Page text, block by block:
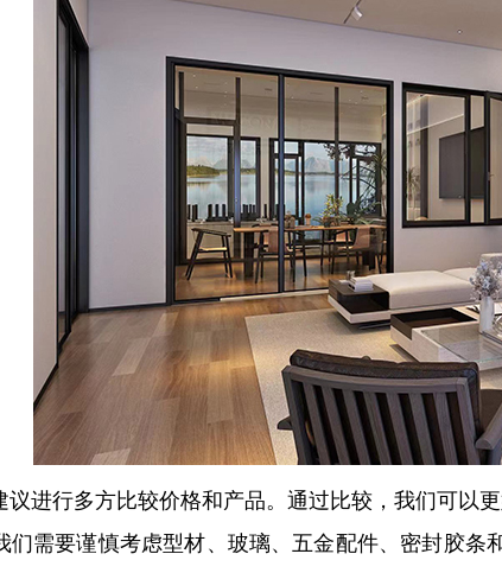
进行多方比较价格和产品。通过比较，我们可以
们需要谨慎考虑型材、玻璃、五金配件、密封胶